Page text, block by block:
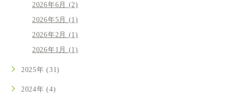
2026年6月 (2)
2026年5月 (1)
2026年2月 (1)
2026年1月 (1)
2025年 (31)
2024年 (4)